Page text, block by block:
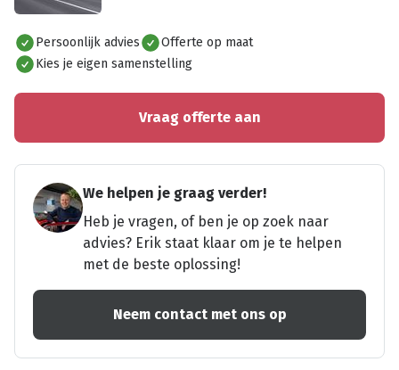
Alles bekijken
Persoonlijk advies
Offerte op maat
Kies je eigen samenstelling
Vraag offerte aan
We helpen je graag verder!
Heb je vragen, of ben je op zoek naar
advies? Erik staat klaar om je te helpen
met de beste oplossing!
Neem contact met ons op